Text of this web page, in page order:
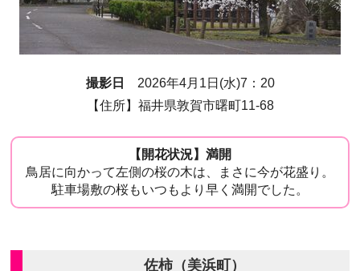
撮影日
2026年4月1日(水)7：20
【住所】福井県敦賀市曙町11-68
【開花状況】満開
鳥居に向かって左側の桜の木は、まさに今が花盛り。
駐車場敷の桜もいつもより早く満開でした。
佐柿（美浜町）